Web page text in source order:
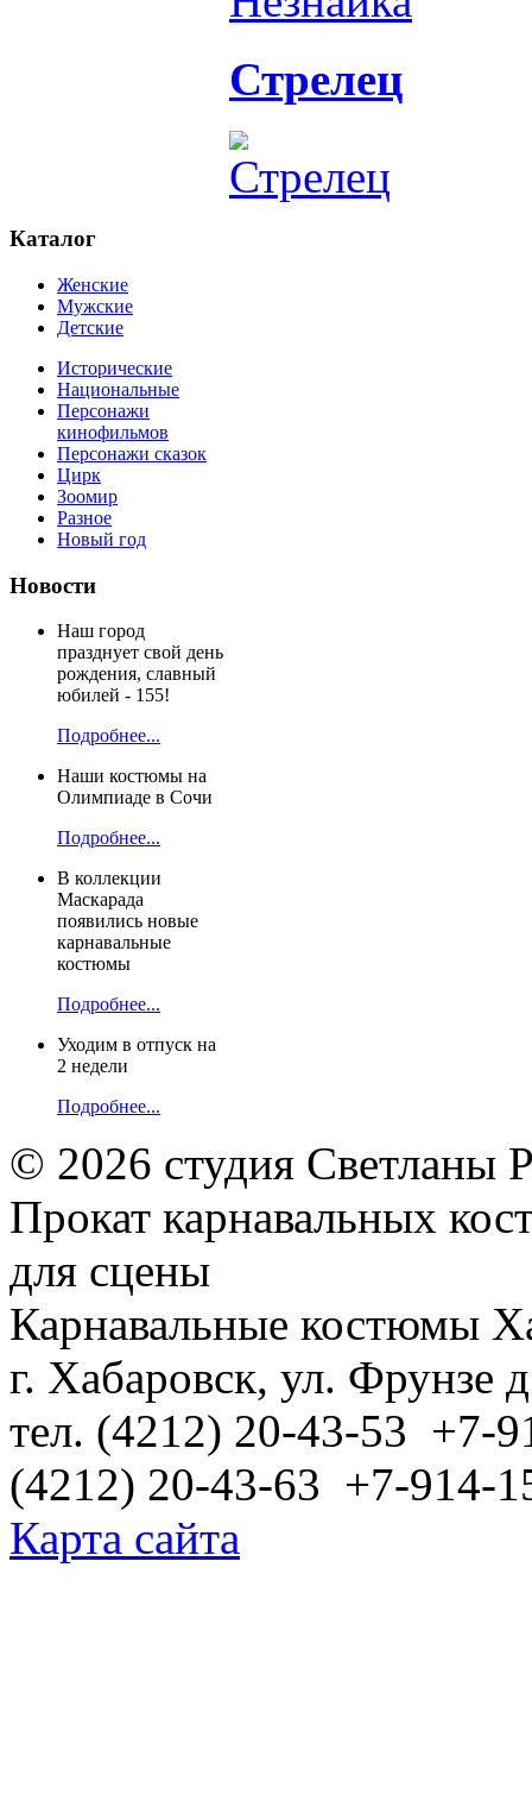
Стрелец
Каталог
Женские
Мужские
Детские
Исторические
Национальные
Персонажи
кинофильмов
Персонажи сказок
Цирк
Зоомир
Разное
Новый год
Новости
Наш город
празднует свой день
рождения, славный
юбилей - 155!
Подробнее...
Наши костюмы на
Олимпиаде в Сочи
Подробнее...
В коллекции
Маскарада
появились новые
карнавальные
костюмы
Подробнее...
Уходим в отпуск на
2 недели
Подробнее...
© 2026 студия Светланы
Прокат карнавальных
для сцены
Карнавальные костюмы
г. Хабаровск, ул. Фрунзе
тел. (4212) 20-43-53 +7-
(4212) 20-43-63 +7-914-
Карта сайта